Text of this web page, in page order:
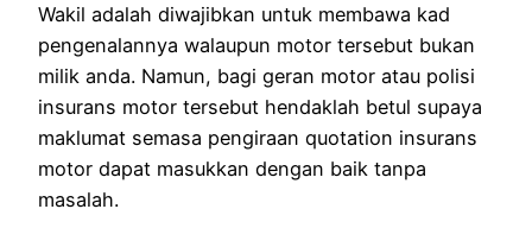
Wakil adalah diwajibkan untuk membawa kad
pengenalannya walaupun motor tersebut bukan
milik anda. Namun, bagi geran motor atau polisi
insurans motor tersebut hendaklah betul supaya
maklumat semasa pengiraan quotation insurans
motor dapat masukkan dengan baik tanpa
masalah.